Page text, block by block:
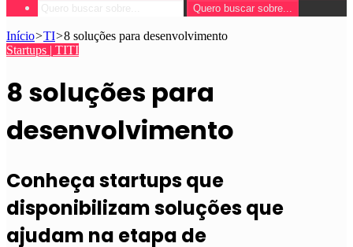
Quero buscar sobre...
Início>TI>8 soluções para desenvolvimento
Startups | TITI
8 soluções para
desenvolvimento
Conheça startups que
disponibilizam soluções que
ajudam na etapa de